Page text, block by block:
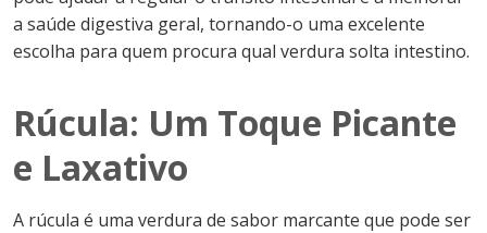
a saúde digestiva geral, tornando-o uma excelente
escolha para quem procura qual verdura solta intestino.
Rúcula: Um Toque Picante
e Laxativo
A rúcula é uma verdura de sabor marcante que pode ser